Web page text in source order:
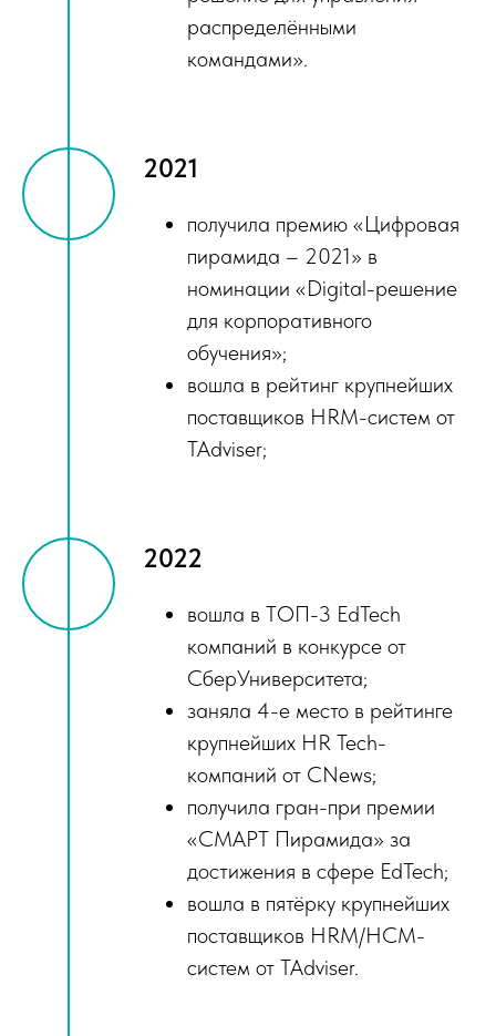
распределёнными
командами».
2021
получила премию «Цифровая
пирамида – 2021» в
номинации «Digital-решение
для корпоративного
обучения»;
вошла в рейтинг крупнейших
поставщиков HRM-систем от
TAdviser;
2022
вошла в ТОП-3 EdTech
компаний в конкурсе от
СберУниверситета;
заняла 4-е место в рейтинге
крупнейших HR Tech-
компаний от CNews;
получила гран-при премии
«СМАРТ Пирамида» за
достижения в сфере EdTech;
вошла в пятёрку крупнейших
поставщиков HRM/HCM-
систем от TAdviser.